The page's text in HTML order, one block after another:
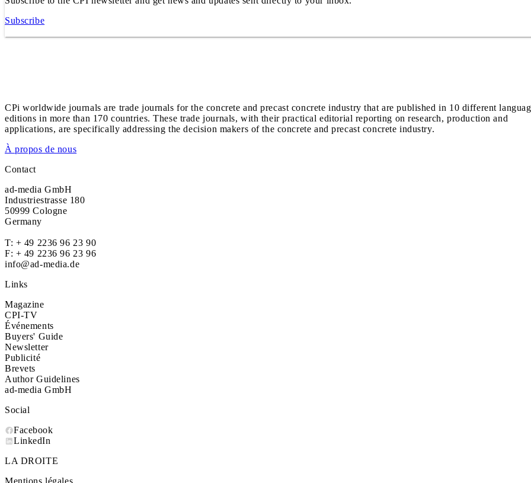
Subscribe
CPi worldwide journals are trade journals for the concrete and precast concrete industry that are published in 10 different
editions in more than 170 countries. These trade journals, with their practical editorial reporting on research, production and
applications, are specifically addressing the decision makers of the concrete and precast concrete industry.
À propos de nous
Contact
ad-media GmbH
Industriestrasse 180
50999 Cologne
Germany
T: + 49 2236 96 23 90
F: + 49 2236 96 23 96
info@ad-media.de
Links
Magazine
CPI-TV
Événements
Buyers' Guide
Newsletter
Publicité
Brevets
Author Guidelines
ad-media GmbH
Social
Facebook
LinkedIn
LA DROITE
Mentions légales